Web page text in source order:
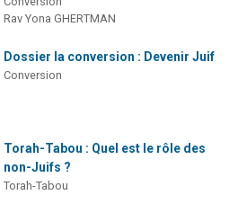
Rav Yona GHERTMAN
Dossier la conversion : Devenir Juif
Conversion
Torah-Tabou : Quel est le rôle des
non-Juifs ?
Torah-Tabou